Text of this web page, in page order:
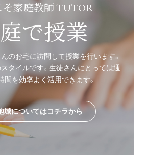
そ家庭教師 TUTOR
で授業
のお宅に訪問して授業を行います。
タイルです。生徒さんにとっては通
間を効率よく活用できます。
域についてはコチラから